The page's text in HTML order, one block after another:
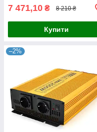
7 471,10 ₴ 8 210 ₴
Купити
–2%